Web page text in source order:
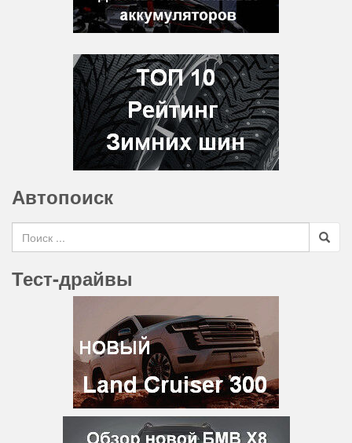
Автопоиск
Search for
Тест-драйвы